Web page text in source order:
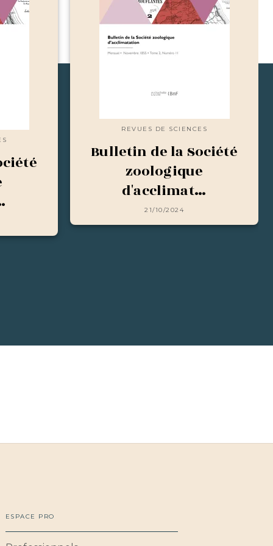
REVUES DE SCIENCES
Bulletin de la Société
zoologique
d'acclimat…
21/10/2024
ESPACE PRO